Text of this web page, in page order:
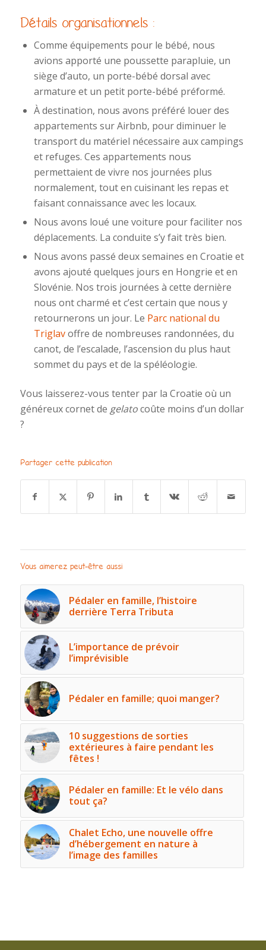
Détails organisationnels :
Comme équipements pour le bébé, nous
avions apporté une poussette parapluie, un
siège d’auto, un porte-bébé dorsal avec
armature et un petit porte-bébé préformé.
À destination, nous avons préféré louer des
appartements sur Airbnb, pour diminuer le
transport du matériel nécessaire aux campings
et refuges. Ces appartements nous
permettaient de vivre nos journées plus
normalement, tout en cuisinant les repas et
faisant connaissance avec les locaux.
Nous avons loué une voiture pour faciliter nos
déplacements. La conduite s’y fait très bien.
Nous avons passé deux semaines en Croatie et
avons ajouté quelques jours en Hongrie et en
Slovénie. Nos trois journées à cette dernière
nous ont charmé et c’est certain que nous y
retournerons un jour. Le Parc national du
Triglavoffre de nombreuses randonnées, du
canot, de l’escalade, l’ascension du plus haut
sommet du pays et de la spéléologie.
Vous laisserez-vous tenter par la Croatie où un
généreux cornet de gelatocoûte moins d’un dollar
?
Partager cette publication
Vous aimerez peut-être aussi
Pédaler en famille, l’histoire
derrière Terra Tributa
L’importance de prévoir
l’imprévisible
Pédaler en famille; quoi manger?
10 suggestions de sorties
extérieures à faire pendant les
fêtes !
Pédaler en famille: Et le vélo dans
tout ça?
Chalet Echo, une nouvelle offre
d’hébergement en nature à
l’image des familles